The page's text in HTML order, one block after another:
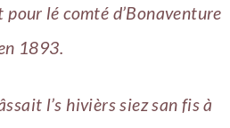
lé comté d’Bonaventure
1893.
l’s hivièrs siez san fis à